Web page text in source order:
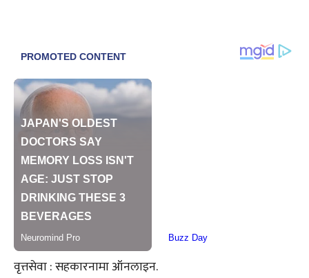
वृत्तसेवा : सहकारनामा ऑनलाइन.